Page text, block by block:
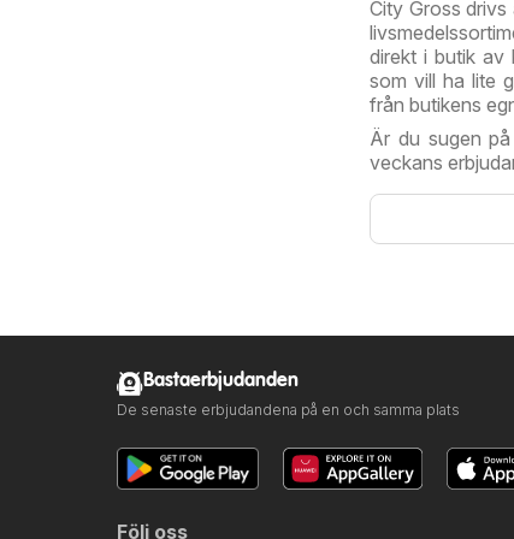
City Gross
direkt i butik av
som vill ha lite
från butikens
Är du sugen
veckans
Bastaerbjudanden
De senaste erbjudandena på en och samma plats
Följ oss